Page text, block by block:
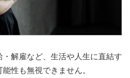
解雇など、生活や人生に直結す
性も無視できません。